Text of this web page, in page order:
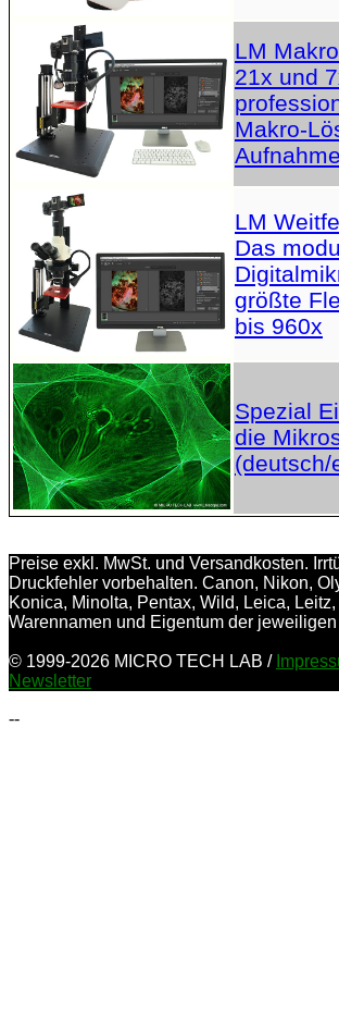
LM
21x und
Makro-
LM
Das
größte
bis 960x
Spezial
die
(deutsch/
Preise exkl. MwSt. und Versandkosten.
Druckfehler vorbehalten. Canon, Nikon,
Konica, Minolta, Pentax, Wild, Leica,
Warennamen und Eigentum der
© 1999-2026 MICRO TECH LAB /
Newsletter
--